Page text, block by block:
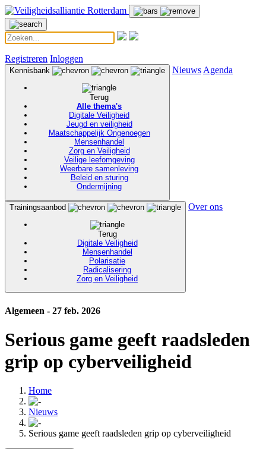
Registreren Inloggen
Kennisbank
Terug
Alle thema's
Digitale Veiligheid
Jeugd en veiligheid
Maatschappelijk Ongenoegen
Mensenhandel
Zorg en Veiligheid
Veilige leefomgeving
Weerbare samenleving
Beleid en sturing
Ondermijning
Nieuws Agenda
Trainingsaanbod
Terug
Digitale Veiligheid
Mensenhandel
Polarisatie
Radicalisering
Zorg en Veiligheid
Over ons
Algemeen - 27 feb. 2026
Serious game geeft raadsleden
grip op cyberveiligheid
Home
Nieuws
Serious game geeft raadsleden grip op cyberveiligheid